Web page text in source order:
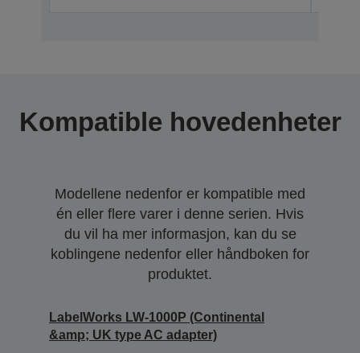
Kompatible hovedenheter
Modellene nedenfor er kompatible med
én eller flere varer i denne serien. Hvis
du vil ha mer informasjon, kan du se
koblingene nedenfor eller håndboken for
produktet.
LabelWorks LW-1000P (Continental
&amp; UK type AC adapter)